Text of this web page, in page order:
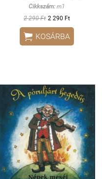
Cikkszám: m1
2 290 Ft 2 290 Ft
 KOSÁRBA